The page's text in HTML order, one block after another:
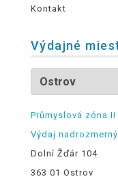
Kontakt
Výdajné
Průmyslová zóna
Výdaj
Dolní Žďár 104
363 01 Ostrov